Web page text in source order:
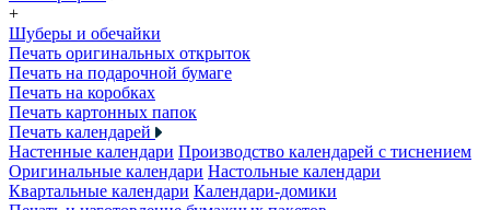
+
Шуберы и обечайки
Печать оригинальных открыток
Печать на подарочной бумаге
Печать на коробках
Печать картонных папок
Печать календарей
Настенные календари Производство календарей с тиснением
Оригинальные календари Настольные календари
Квартальные календари Календари-домики